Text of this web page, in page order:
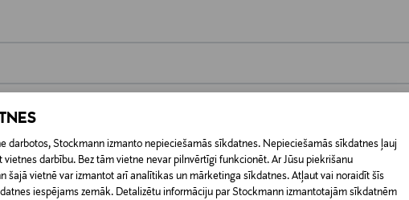
darbotos, Stockmann izmanto nepieciešamās sīkdatnes. Nepieciešamās sīkdatnes ļauj
vietnes darbību. Bez tām vietne nevar pilnvērtīgi funkcionēt. Ar Jūsu piekrišanu
šajā vietnē var izmantot arī analītikas un mārketinga sīkdatnes. Atļaut vai noraidīt šīs
iespējams zemāk. Detalizētu informāciju par Stockmann izmantotajām sīkdatnēm
0,00 €
0,00 € – 4,90 €
preces, ja to zīmogs ir atvērts. Aizzīmogotiem kosmētikas un